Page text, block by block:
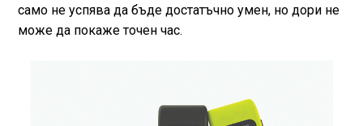
само не успява да бъде достатъчно умен, но дори не
може да покаже точен час.